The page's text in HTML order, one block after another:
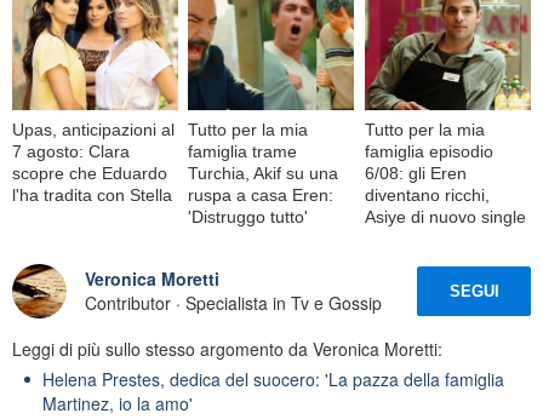
Upas, anticipazioni al
7 agosto: Clara
scopre che Eduardo
l'ha tradita con Stella
Tutto per la mia
famiglia trame
Turchia, Akif su una
ruspa a casa Eren:
'Distruggo tutto'
Tutto per la mia
famiglia episodio
6/08: gli Eren
diventano ricchi,
Asiye di nuovo single
Veronica Moretti
Contributor · Specialista in Tv e Gossip
SEGUI
Leggi di più sullo stesso argomento da Veronica Moretti:
Helena Prestes, dedica del suocero: 'La pazza della famiglia
Martinez, io la amo'